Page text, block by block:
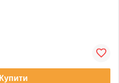
Купити